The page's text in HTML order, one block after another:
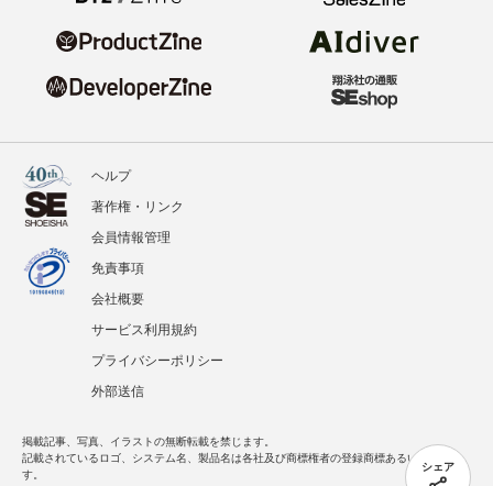
シェア
ヘルプ
著作権・リンク
会員情報管理
免責事項
会社概要
サービス利用規約
プライバシーポリシー
外部送信
掲載記事、写真、イラストの無断転載を禁じます。
記載されているロゴ、システム名、製品名は各社及び商標権者の登録商標あるいは商標で
す。